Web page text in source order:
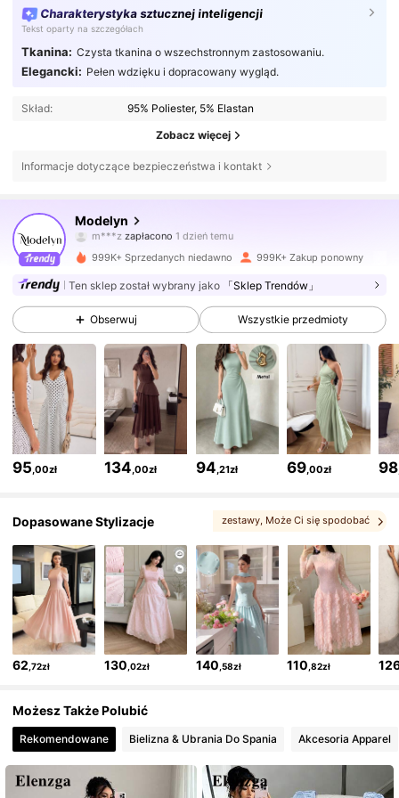
Charakterystyka sztucznej inteligencji
Tekst oparty na szczegółach
Tkanina: Czysta tkanina o wszechstronnym zastosowaniu.
Elegancki: Pełen wdzięku i dopracowany wygląd.
Skład: 95% Poliester, 5% Elastan
Zobacz więcej
Informacje dotyczące bezpieczeństwa i kontakt
Modelyn
p***8zaobserwował(-a) 10 minut(y) temu
1.2M Obserwujący
4,85 1.2M Obserwujący
4,85 1.2M Obserwujący
4,85 1.2M Obserwujący
4,85 1.2M Obserwujący
4,85 1.2M Obserwujący
999K+ Sprzedanych niedawno 999K+ Zakup ponowny
Ten sklep został wybrany jako 「Sklep Trendów」
Obserwuj Wszystkie przedmioty
95 ,00zł 134 ,00zł 94 ,21zł 69 ,00zł 98
Dopasowane Stylizacje zestawy, Może Ci się spodobać
62 ,72zł 130 ,02zł 140 ,58zł 110 ,82zł
Możesz Także Polubić
Rekomendowane Bielizna & Ubrania Do Spania Akcesoria Apparel